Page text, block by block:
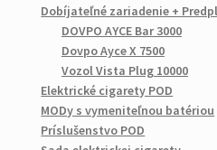
Dobíjateľné zariadenie +
DOVPO AYCE Bar 3000
Dovpo Ayce X 7500
Vozol Vista Plug 10000
Elektrické cigarety POD
MODy s vymeniteľnou batériou
Príslušenstvo POD